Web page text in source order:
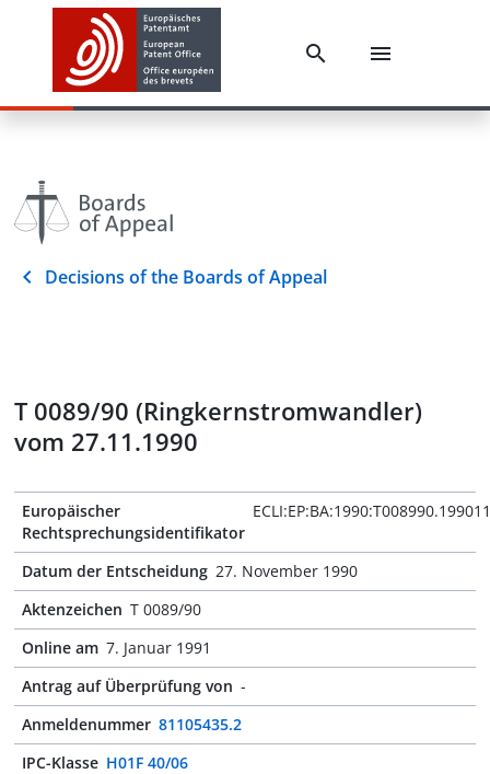
Decisions of the Boards of Appeal
T 0089/90 (Ringkernstromwandler)
vom 27.11.1990
Europäischer
Rechtsprechungsidentifikator
Datum der Entscheidung 27. November 1990
Aktenzeichen T 0089/90
Online am 7. Januar 1991
Antrag auf Überprüfung von -
Anmeldenummer 81105435.2
IPC-Klasse H01F 40/06